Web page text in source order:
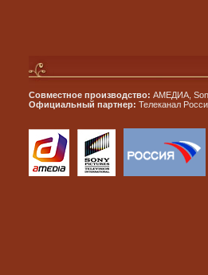
Совместное производство: АМЕДИА,
Официальный партнер: Телеканал